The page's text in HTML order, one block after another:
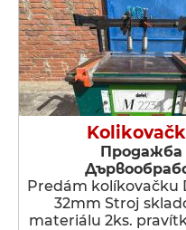
Продажба
Predám kolíkovačku
32mm Stroj
materiálu 2ks.